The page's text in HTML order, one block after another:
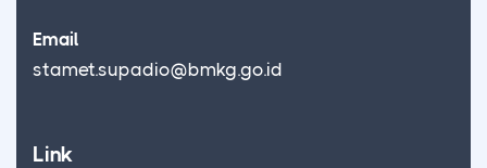
Email
stamet.supadio@bmkg.go.id
Link